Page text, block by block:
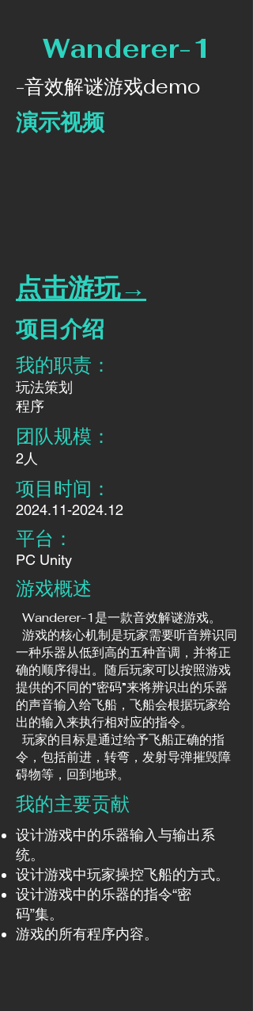
Wanderer-1
-音效解谜游戏demo
演示视频
​点击游玩→
​项目介绍
我的职责：​​
玩法策划
​程序
团队规模：
​2人
项目时间：
2024.11-2024.12
​平台：
PC Unity
​游戏概述
Wanderer-1是一款音效解谜游戏。
游戏的核心机制是玩家需要听音辨识同
一种乐器从低到高的五种音调，并将正
确的顺序得出。随后玩家可以按照游戏
提供的不同的“密码”来将辨识出的乐器
的声音输入给飞船，飞船会根据玩家给
出的输入来执行相对应的指令。
玩家的目标是通过给予飞船正确的指
令，包括前进，转弯，发射导弹摧毁障
碍物等，回到地球。
我的主要贡献
设计游戏中的乐器输入与输出系
统。
设计游戏中玩家操控飞船的方式。
设计游戏中的乐器的指令“密
码”集。
​游戏的所有程序内容。